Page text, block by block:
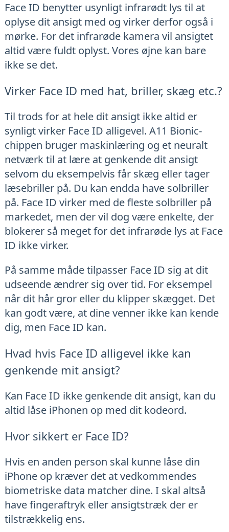
Face ID benytter usynligt infrarødt lys til at
oplyse dit ansigt med og virker derfor også i
mørke. For det infrarøde kamera vil ansigtet
altid være fuldt oplyst. Vores øjne kan bare
ikke se det.
Virker Face ID med hat, briller, skæg etc.?
Til trods for at hele dit ansigt ikke altid er
synligt virker Face ID alligevel. A11 Bionic-
chippen bruger maskinlæring og et neuralt
netværk til at lære at genkende dit ansigt
selvom du eksempelvis får skæg eller tager
læsebriller på. Du kan endda have solbriller
på. Face ID virker med de fleste solbriller på
markedet, men der vil dog være enkelte, der
blokerer så meget for det infrarøde lys at Face
ID ikke virker.
På samme måde tilpasser Face ID sig at dit
udseende ændrer sig over tid. For eksempel
når dit hår gror eller du klipper skægget. Det
kan godt være, at dine venner ikke kan kende
dig, men Face ID kan.
Hvad hvis Face ID alligevel ikke kan
genkende mit ansigt?
Kan Face ID ikke genkende dit ansigt, kan du
altid låse iPhonen op med dit kodeord.
Hvor sikkert er Face ID?
Hvis en anden person skal kunne låse din
iPhone op kræver det at vedkommendes
biometriske data matcher dine. I skal altså
have fingeraftryk eller ansigtstræk der er
tilstrækkelig ens.